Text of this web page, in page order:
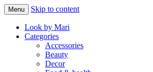
LOOK BY MARI
Makeup & beauty blog
Menu Skip to content
Look by Mari
Categories
Accessories
Beauty
Decor